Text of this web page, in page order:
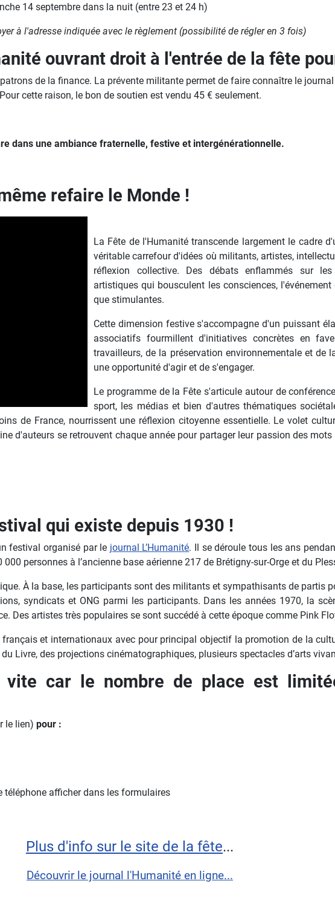
14 septembre dans la nuit (entre 23 et 24 h)
à l'adresse indiquée avec le règlement (possibilité de régler en 3 fois)
ouvrant droit à l'entrée de la fête
de la finance. La prévente militante permet de faire connaître le
cette raison, le bon de soutien est vendu 45 € seulement.
dans une ambiance fraternelle, festive et intergénérationnelle.
refaire le Monde !
La Fête de l'Humanité transcende largement le cadre
véritable carrefour d'idées où militants, artistes,
réflexion collective. Des débats enflammés sur
artistiques qui bousculent les consciences,
que stimulantes.
Cette dimension festive s'accompagne d'un puissant
associatifs fourmillent d'initiatives concrètes en
travailleurs, de la préservation environnementale et de
une opportunité d'agir et de s'engager.
Le programme de la Fête s'articule autour de
sport, les médias et bien d'autres thématiques
de France, nourrissent une réflexion citoyenne essentielle. Le volet
d'auteurs se retrouvent chaque année pour partager leur passion des
qui existe depuis 1930 !
festival organisé par le journal L’Humanité. Il se déroule tous les ans
personnes à l’ancienne base aérienne 217 de Brétigny-sur-Orge et du
À la base, les participants sont des militants et sympathisants de partis
syndicats et ONG parmi les participants. Dans les années 1970, la
Des artistes très populaires se sont succédé à cette époque comme Pink
et internationaux avec pour principal objectif la promotion de la
Livre, des projections cinématographiques, plusieurs spectacles d’arts
vite car le nombre de place est
le lien) pour :
téléphone afficher dans les formulaires
Plus d'info sur le site de la fête...
Découvrir le journal l'Humanité en ligne...